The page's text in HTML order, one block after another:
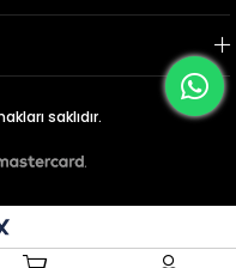
saklıdır.